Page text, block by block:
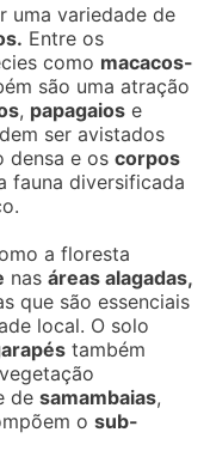
uma variedade de
Entre os
como macacos-
são uma atração
, papagaios e
ser avistados
densa e oscorpos
fauna diversificada
a floresta
nasáreas alagadas,
que são essenciais
local. O solo
também
desamambaias,
osub-